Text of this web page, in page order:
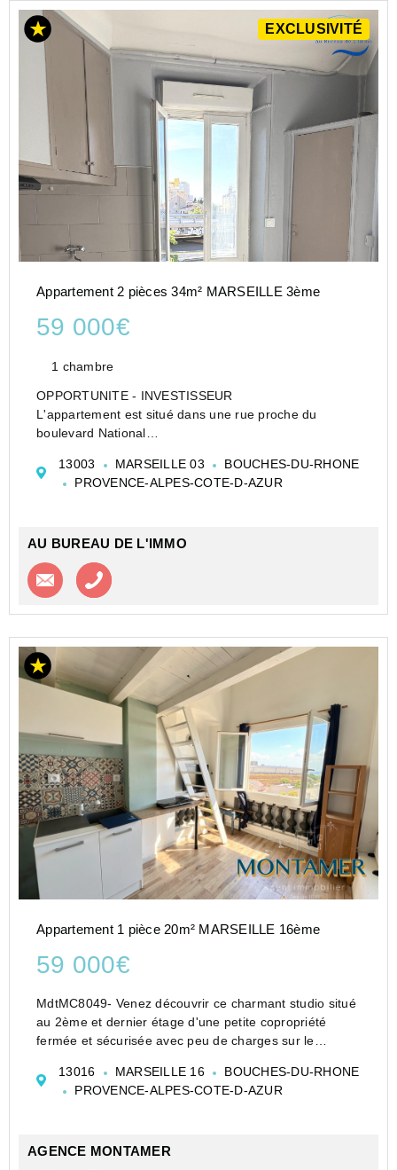
EXCLUSIVITÉ
Appartement 2 pièces 34m² MARSEILLE 3ème
59 000€
1 chambre
OPPORTUNITE - INVESTISSEUR
L'appartement est situé dans une rue proche du
boulevard National
une cuisine séparée, une chambre et une salle de
douche.
13003 MARSEILLE 03
BOUCHES-DU-RHONE
PROVENCE-ALPES-COTE-D-AZUR
AU BUREAU DE L'IMMO
Contacter l'agence
Appartement 1 pièce 20m² MARSEILLE 16ème
59 000€
MdtMC8049- Venez découvrir ce charmant studio situé
au 2ème et dernier étage d'une petite copropriété
fermée et sécurisée avec peu de charges sur le
compose d'une pièce de vie avec kitchenette a...
13016 MARSEILLE 16
BOUCHES-DU-RHONE
PROVENCE-ALPES-COTE-D-AZUR
AGENCE MONTAMER